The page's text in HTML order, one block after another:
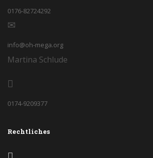
0176-82724292
info@oh-mega.org
Martina Schlude
0174-9209377
Rechtliches